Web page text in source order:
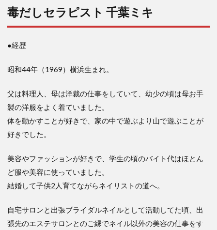
毒だしセラピスト 千葉ミキ
●経歴
昭和44年（1969）横浜生まれ。
父は料理人、母は洋裁の仕事をしていて、幼少の頃は母お手
製の洋服をよく着ていました。
体を動かすことが好きで、家の中で遊ぶより山で遊ぶことが
好きでした。
美容やファッションが好きで、学生の頃のバイト代はほとん
ど服や美容に使っていました。
結婚して子供2人育てながらネイリストの道へ。
自宅サロンと出張ブライダルネイルとして活動してた頃、出
張先のエステサロンとのご縁でネイル以外の美容の仕事をす